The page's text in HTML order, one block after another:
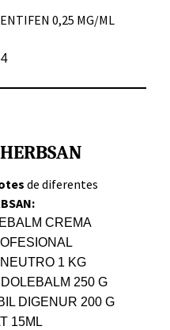
0,25 MG/ML
de diferentes
CREMA
1 KG
250 G
DIGENUR 200 G
15ML